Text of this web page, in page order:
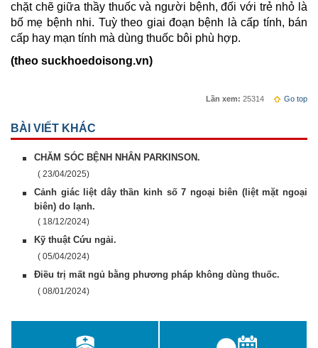
chặt chẽ giữa thầy thuốc và người bệnh, đối với trẻ nhỏ là
bố mẹ bệnh nhi. Tuỳ theo giai đoạn bệnh là cấp tính, bán
cấp hay mạn tính mà dùng thuốc bôi phù hợp.
(theo suckhoedoisong.vn)
Lần xem: 25314 Go top
BÀI VIẾT KHÁC
CHĂM SÓC BỆNH NHÂN PARKINSON.
( 23/04/2025)
Cảnh giác liệt dây thần kinh số 7 ngoại biên (liệt mặt ngoại
biên) do lạnh.
( 18/12/2024)
Kỹ thuật Cứu ngải.
( 05/04/2024)
Điều trị mất ngủ bằng phương pháp không dùng thuốc.
( 08/01/2024)